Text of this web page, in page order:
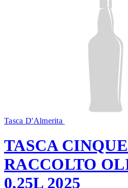
Tasca D'Almerita
TASCA
RACCOLTO
0,25L 2025